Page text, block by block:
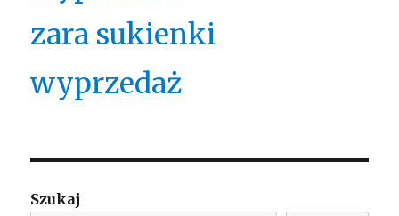
zara sukienki
wyprzedaż
Szukaj